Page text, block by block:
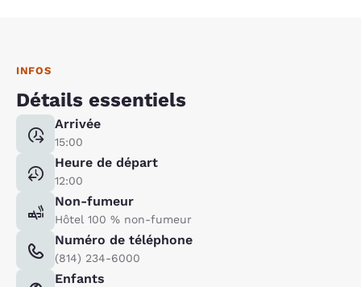
INFOS
Détails essentiels
Arrivée
15:00
Heure de départ
12:00
Non-fumeur
Hôtel 100 % non-fumeur
Numéro de téléphone
(814) 234-6000
Enfants